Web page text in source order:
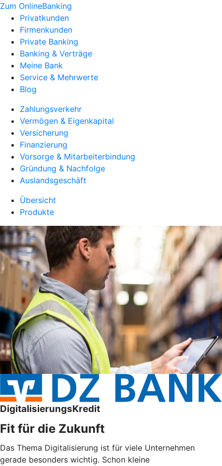
Zum OnlineBanking
Privatkunden
Firmenkunden
Private Banking
Banking & Verträge
Meine Bank
Service & Mehrwerte
Blog
Zahlungsverkehr
Vermögen & Eigenkapital
Versicherung
Finanzierung
Vorsorge & Mitarbeiterbindung
Gründung & Nachfolge
Auslandsgeschäft
Übersicht
Produkte
DigitalisierungsKredit
Fit für die Zukunft
Das Thema Digitalisierung ist für viele Unternehmen
gerade besonders wichtig. Schon kleine